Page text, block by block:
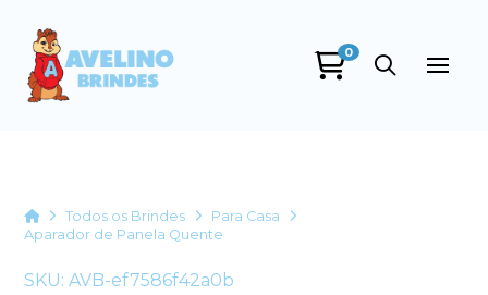
0
HomeTodos os Brindes
Para Casa
Aparador de Panela Quente
SKU: AVB-ef7586f42a0b